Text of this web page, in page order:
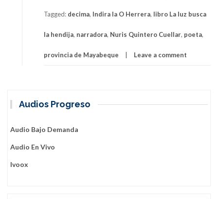
Tagged: decima, Indira la O Herrera, libro La luz busca
la hendija, narradora, Nuris Quintero Cuellar, poeta,
provincia de Mayabeque Leave a comment
Audios Progreso
Audio Bajo Demanda
Audio En Vivo
Ivoox